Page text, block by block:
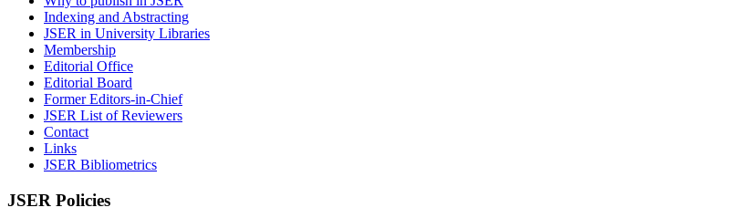
Indexing and Abstracting
JSER in University Libraries
Membership
Editorial Office
Editorial Board
Former Editors-in-Chief
JSER List of Reviewers
Contact
Links
JSER Bibliometrics
JSER Policies